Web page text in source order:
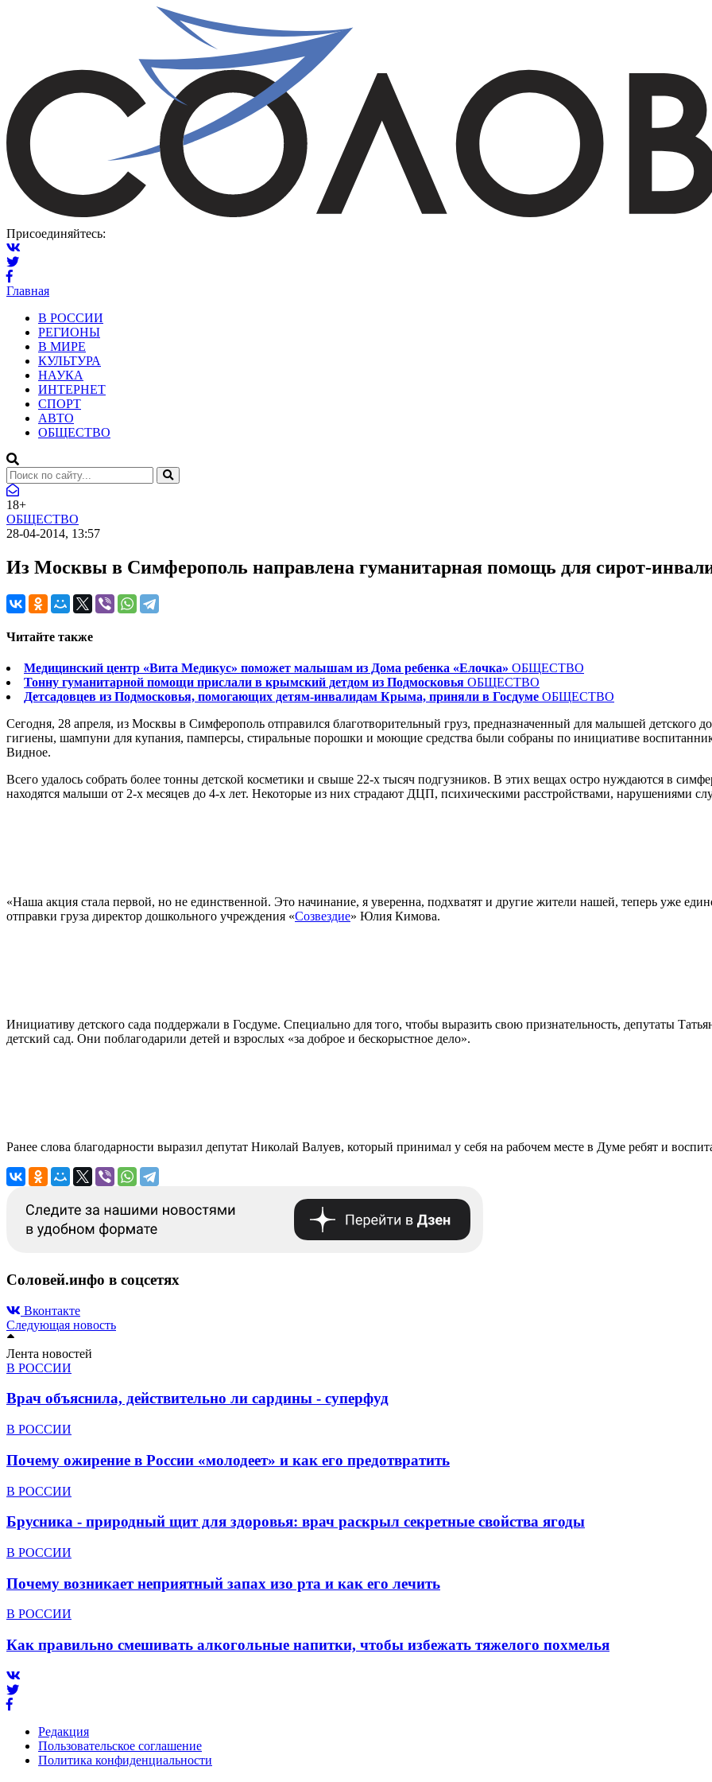
Присоединяйтесь:
Главная
В РОССИИ
РЕГИОНЫ
В МИРЕ
КУЛЬТУРА
НАУКА
ИНТЕРНЕТ
СПОРТ
АВТО
ОБЩЕСТВО
18+
ОБЩЕСТВО
28-04-2014, 13:57
Из Москвы в Симферополь направлена гуманитарная помощь для сирот-
Читайте также
Медицинский центр «Вита Медикус» поможет малышам из Дома ребенка «Елочка» ОБЩЕСТВО
Тонну гуманитарной помощи прислали в крымский детдом из Подмосковья ОБЩЕСТВО
Детсадовцев из Подмосковья, помогающих детям-инвалидам Крыма, приняли в Госдуме ОБЩЕСТВО
Сегодня, 28 апреля, из Москвы в Симферополь отправился благотворительный груз, предназначенный для малышей детского
гигиены, шампуни для купания, памперсы, стиральные порошки и моющие средства были собраны по инициативе
Видное.
Всего удалось собрать более тонны детской косметики и свыше 22-х тысяч подгузников. В этих вещах остро нуждаются в
находятся малыши от 2-х месяцев до 4-х лет. Некоторые из них страдают ДЦП, психическими расстройствами, нарушениями
«Наша акция стала первой, но не единственной. Это начинание, я уверенна, подхватят и другие жители нашей, теперь уже
отправки груза директор дошкольного учреждения «Созвездие» Юлия Кимова.
Инициативу детского сада поддержали в Госдуме. Специально для того, чтобы выразить свою признательность, депутаты
детский сад. Они поблагодарили детей и взрослых «за доброе и бескорыстное дело».
Ранее слова благодарности выразил депутат Николай Валуев, который принимал у себя на рабочем месте в Думе ребят и
Соловей.инфо в соцсетях
Вконтакте
Следующая новость
Лента новостей
В РОССИИ
Врач объяснила, действительно ли сардины - суперфуд
В РОССИИ
Почему ожирение в России «молодеет» и как его предотвратить
В РОССИИ
Брусника - природный щит для здоровья: врач раскрыл секретные свойства ягоды
В РОССИИ
Почему возникает неприятный запах изо рта и как его лечить
В РОССИИ
Как правильно смешивать алкогольные напитки, чтобы избежать тяжелого похмелья
Редакция
Пользовательское соглашение
Политика конфиденциальности